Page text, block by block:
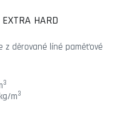
HARD
z děrované líné paměťové
3
m3